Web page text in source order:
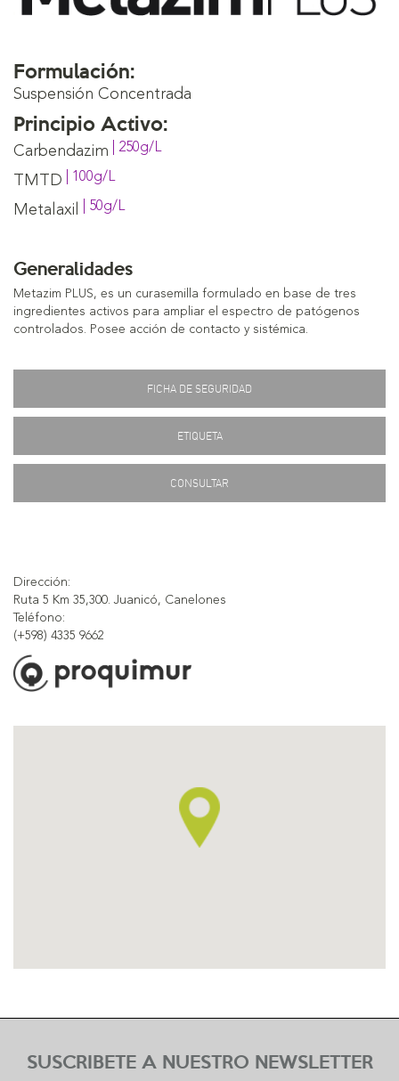
Formulación:
Suspensión Concentrada
Principio Activo:
Carbendazim | 250g/L
TMTD | 100g/L
Metalaxil | 50g/L
Generalidades
Metazim PLUS, es un curasemilla formulado en base de tres
ingredientes activos para ampliar el espectro de patógenos
controlados. Posee acción de contacto y sistémica.
FICHA DE SEGURIDAD
ETIQUETA
CONSULTAR
Dirección:
Ruta 5 Km 35,300. Juanicó, Canelones
Teléfono:
(+598) 4335 9662
SUSCRIBETE A NUESTRO NEWSLETTER